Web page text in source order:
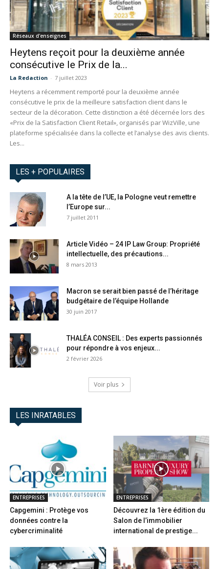
Réseaux d'enseignes
Heytens reçoit pour la deuxième année
consécutive le Prix de la...
La Redaction - 7 juillet 2023
Heytens a récemment remporté pour la deuxième année
consécutive le prix de la meilleure satisfaction client dans le
secteur de la décoration. Cette distinction a été décernée lors des
«Prix de la Satisfaction Client Retail», organisés par WizVille, une
plateforme spécialisée dans la collecte et l’analyse des avis clients.
Les...
LES + POPULAIRES
A la tête de l’UE, la Pologne veut remettre
l’Europe sur...
7 juillet 2011
Article Vidéo – 24 IP Law Group: Propriété
intellectuelle, des précautions...
8 mars 2013
Macron se serait bien passé de l’héritage
budgétaire de l’équipe Hollande
30 juin 2017
THALÉA CONSEIL : Des experts passionnés
pour répondre à vos enjeux...
2 février 2026
Voir plus
LES INRATABLES
ENTREPRISES
Capgemini : Protège vos
données contre la
cybercriminalité
ENTREPRISES
Découvrez la 1ère édition du
Salon de l’immobilier
international de prestige...